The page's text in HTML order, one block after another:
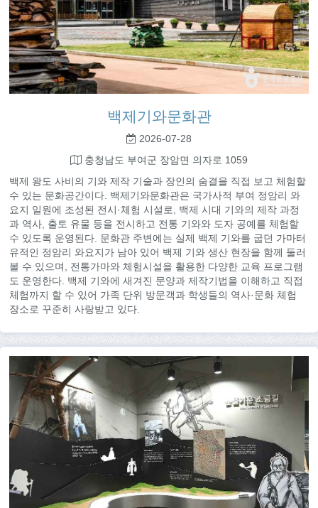
백제기와문화관
2026-07-28
충청남도 부여군 장암면 의자로 1059
백제 왕도 사비의 기와 제작 기술과 장인의 숨결을 직접 보고 체험할
수 있는 문화공간이다. 백제기와문화관은 국가사적 부여 정암리 와
요지 일원에 조성된 전시·체험 시설로, 백제 시대 기와의 제작 과정
과 역사, 출토 유물 등을 전시하고 전통 기와와 도자 공예를 체험할
수 있도록 운영된다. 문화관 주변에는 실제 백제 기와를 굽던 가마터
유적인 정암리 와요지가 남아 있어 백제 기와 생산 현장을 함께 둘러
볼 수 있으며, 전통가마와 체험시설을 활용한 다양한 교육 프로그램
도 운영한다. 백제 기와에 새겨진 문양과 제작기법을 이해하고 직접
체험까지 할 수 있어 가족 단위 방문객과 학생들의 역사·문화 체험
장소로 꾸준히 사랑받고 있다.